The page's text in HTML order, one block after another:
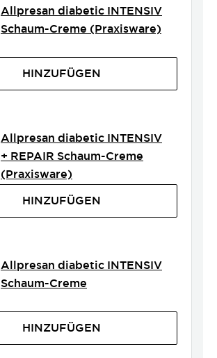
Allpresan diabetic INTENSIV
Schaum-Creme (Praxisware)
HINZUFÜGEN
Allpresan diabetic INTENSIV
+ REPAIR Schaum-Creme
(Praxisware)
HINZUFÜGEN
Allpresan diabetic INTENSIV
Schaum-Creme
HINZUFÜGEN